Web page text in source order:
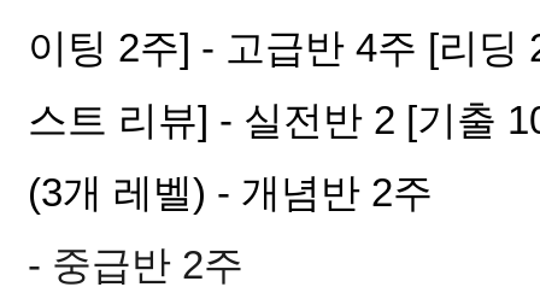
이팅 2주] - 고급반 4주 [리딩
스트 리뷰] - 실전반 2 [기출
(3개 레벨) - 개념반 2주
- 중급반 2주